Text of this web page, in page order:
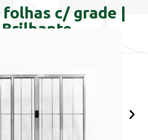
c/ grade |
Brilhante